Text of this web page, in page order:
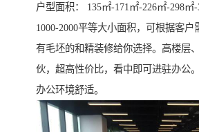
户型面积： 135㎡-171㎡-226㎡-298㎡
1000-2000平等大小面积，可根据客户
有毛坯的和精装修给你选择。高楼层
伙，超高性价比，看中即可进驻办公
办公环境舒适。